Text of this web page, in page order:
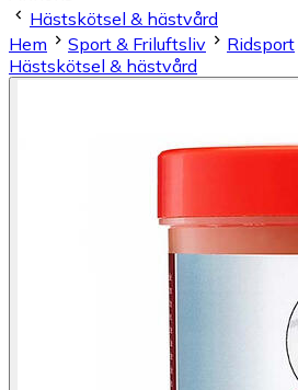
Hästskötsel & hästvård
Hem
Sport & Friluftsliv Ridsport
Hästskötsel & hästvård